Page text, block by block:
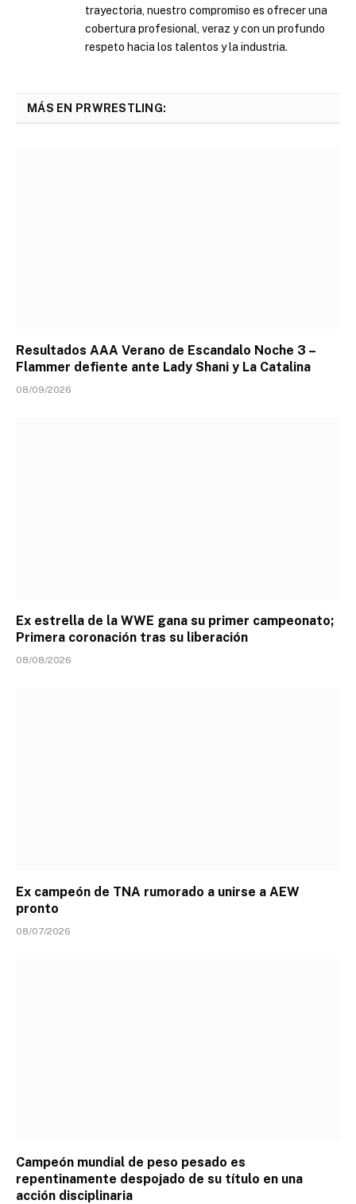
trayectoria, nuestro compromiso es ofrecer una
cobertura profesional, veraz y con un profundo
respeto hacia los talentos y la industria.
MÁS EN PRWRESTLING:
Resultados AAA Verano de Escandalo Noche 3 –
Flammer defiente ante Lady Shani y La Catalina
08/09/2026
Ex estrella de la WWE gana su primer campeonato;
Primera coronación tras su liberación
08/08/2026
Ex campeón de TNA rumorado a unirse a AEW
pronto
08/07/2026
Campeón mundial de peso pesado es
repentinamente despojado de su título en una
acción disciplinaria